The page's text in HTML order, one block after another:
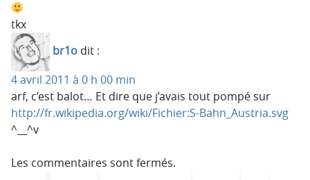
tkx
br1o dit :
4 avril 2011 à 0 h 00 min
arf, c’est balot… Et dire que j’avais tout pompé sur
http://fr.wikipedia.org/wiki/Fichier:S-Bahn_Austria.svg
^__^v
Les commentaires sont fermés.